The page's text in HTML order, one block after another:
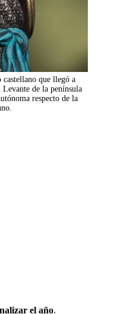
que llegó a
de la península
respecto de la
el año.